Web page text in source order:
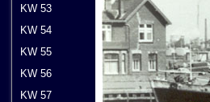
KW 53
KW 54
KW 55
KW 56
KW 57